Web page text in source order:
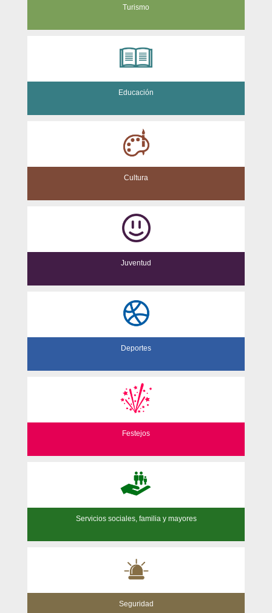
Turismo
Educación
Cultura
Juventud
Deportes
Festejos
Servicios sociales, familia y mayores
Seguridad